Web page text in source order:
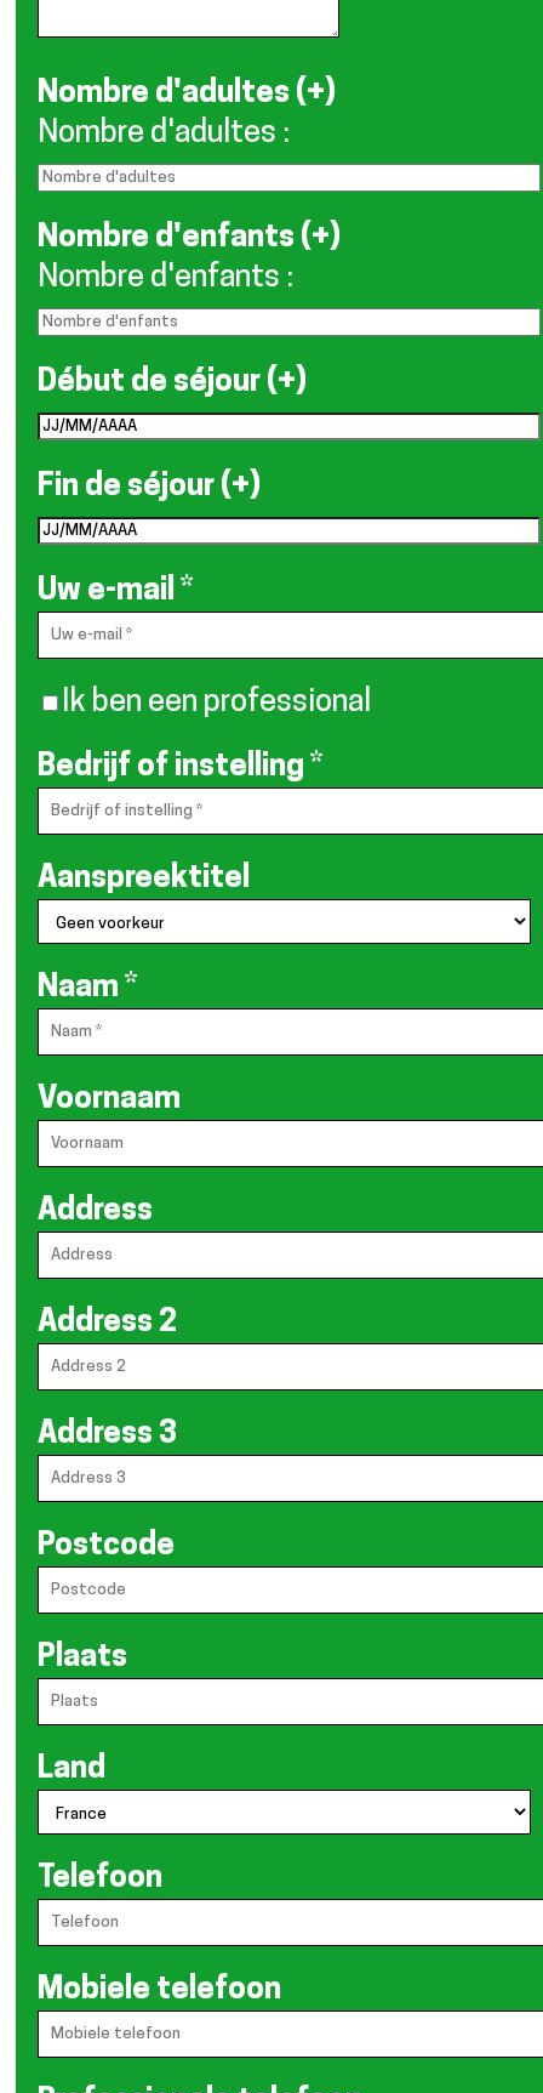
Nombre d'adultes (+)
Nombre d'adultes :
Nombre d'enfants (+)
Nombre d'enfants :
Début de séjour (+)
Fin de séjour (+)
Uw e-mail *
Ik ben een professional
Bedrijf of instelling *
Aanspreektitel
Naam *
Voornaam
Address
Address 2
Address 3
Postcode
Plaats
Land
Telefoon
Mobiele telefoon